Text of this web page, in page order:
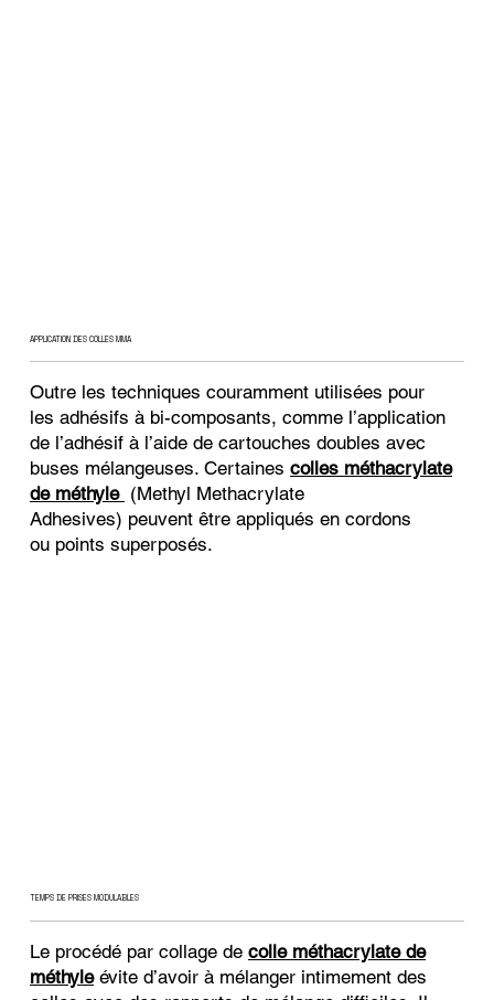
Outre les techniques couramment utilisées pour
les adhésifs à bi-composants, comme l’application
de l’adhésif à l’aide de cartouches doubles avec
buses mélangeuses. Certainescolles méthacrylate
de méthyle (Methyl Methacrylate
Adhesives) peuvent être appliqués en cordons
ou points superposés.
APPLICATION DES COLLES MMA
Le procédé par collage decolle méthacrylate de
méthyleévite d’avoir à mélanger intimement des
TEMPS DE PRISES MODULABLES